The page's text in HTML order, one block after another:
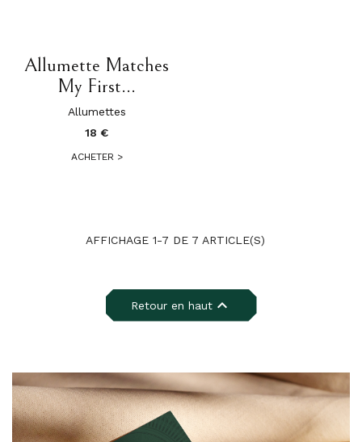
Allumette Matches
My First...
Allumettes
18 €
ACHETER >
AFFICHAGE 1-7 DE 7 ARTICLE(S)
Retour en haut